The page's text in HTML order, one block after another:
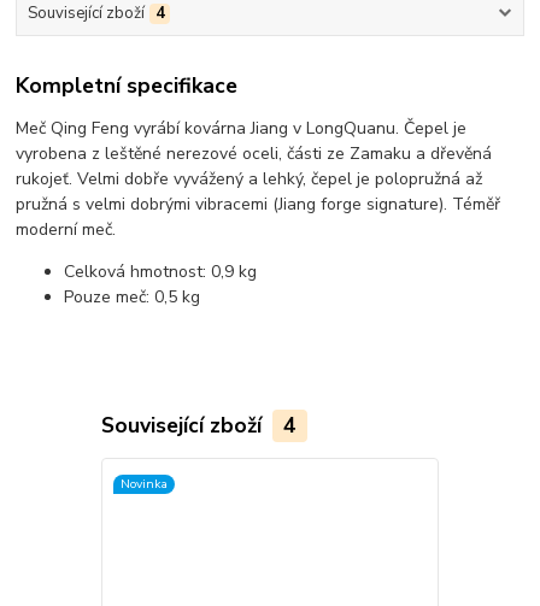
Související zboží 4
Kompletní specifikace
Meč Qing Feng vyrábí kovárna Jiang v LongQuanu. Čepel je
vyrobena z leštěné nerezové oceli, části ze Zamaku a dřevěná
rukojeť. Velmi dobře vyvážený a lehký, čepel je polopružná až
pružná s velmi dobrými vibracemi (Jiang forge signature). Téměř
moderní meč.
Celková hmotnost: 0,9 kg
Pouze meč: 0,5 kg
Související zboží 4
Novinka